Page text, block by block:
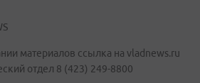
материалов ссылка на vladnews.ru
отдел 8 (423) 249-8800